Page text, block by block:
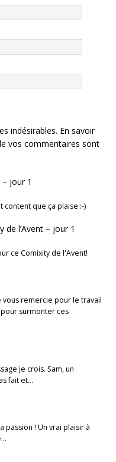
indésirables. En savoir
vos commentaires sont
– jour 1
content que ça plaise :-)
de l’Avent – jour 1
ce Comixity de l'Avent!
vous remercie pour le travail
surmonter ces
je crois. Sam, un
fait et…
! Un vrai plaisir à